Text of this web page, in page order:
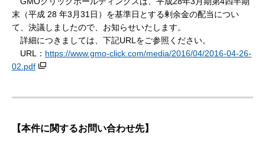
末（平成 28 年3月31日）を基準日とする剰余金の配当につい
て、決議しましたので、お知らせいたします。
詳細につきましては、下記URLをご参照ください。
URL： https://www.gmo-click.com/media/2016/04/2016-04-26-
02.pdf
【本件に関するお問い合わせ先】